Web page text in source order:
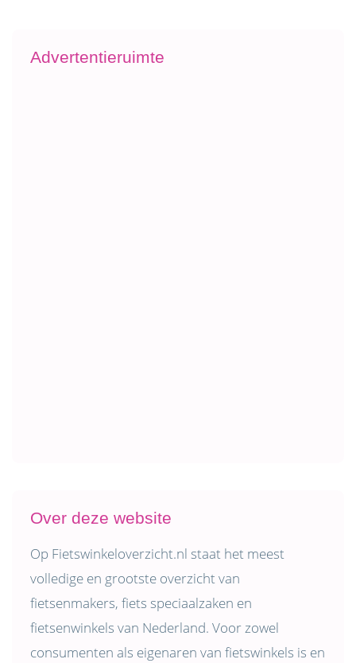
Advertentieruimte
Over deze website
Op Fietswinkeloverzicht.nl staat het meest
volledige en grootste overzicht van
fietsenmakers, fiets speciaalzaken en
fietsenwinkels van Nederland. Voor zowel
consumenten als eigenaren van fietswinkels is en